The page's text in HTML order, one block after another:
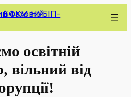
освітній
вільний від